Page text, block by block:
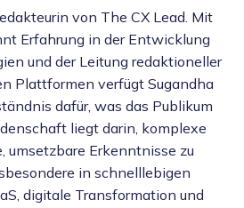
von The CX Lead. Mit
Erfahrung in der Entwicklung
und der Leitung redaktioneller
Plattformen verfügt Sugandha
dafür, was das Publikum
liegt darin, komplexe
umsetzbare Erkenntnisse zu
in schnelllebigen
digitale Transformation und